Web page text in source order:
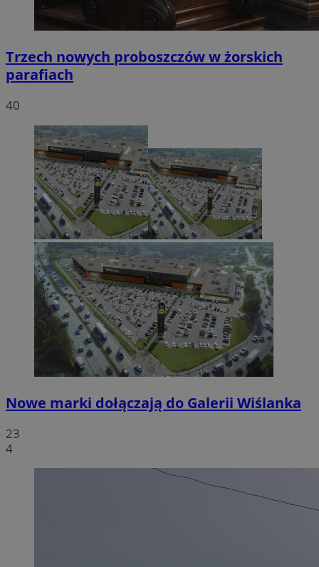
Trzech nowych proboszczów w żorskich
parafiach
40
Nowe marki dołączają do Galerii Wiślanka
23
4